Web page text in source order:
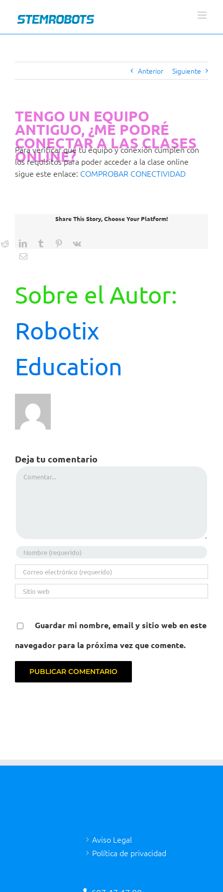
content
Anterior Siguiente
TENGO UN EQUIPO
ANTIGUO, ¿ME PODRÉ
CONECTAR A LAS CLASES
ONLINE?
Para verificar que tu equipo y conexión cumplen con
los requisitos para poder acceder a la clase online
sigue este enlace: COMPROBAR CONECTIVIDAD
Share This Story, Choose Your Platform!
RedditLinkedInTumblr Pinterest
Vk
Correo
Sobre el Autor:
Robotix
Education
Deja tu comentario
Guardar mi nombre, email y sitio web en este
navegador para la próxima vez que comente.
Aviso Legal
Política de privacidad